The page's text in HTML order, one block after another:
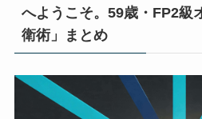
へようこそ。59歳・FP2級
衛術」まとめ